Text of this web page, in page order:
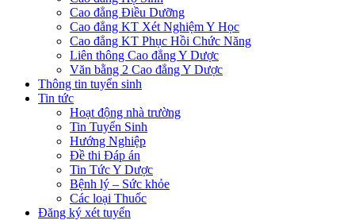
Cao đẳng Điều Dưỡng
Cao đẳng KT Xét Nghiệm Y Học
Cao đẳng KT Phục Hồi Chức Năng
Liên thông Cao đẳng Y Dược
Văn bằng 2 Cao đẳng Y Dược
Thông tin tuyển sinh
Tin tức
Hoạt động nhà trường
Tin Tuyển Sinh
Hướng Nghiệp
Đề thi Đáp án
Tin Tức Y Dược
Bệnh lý – Sức khỏe
Các loại Thuốc
Đăng ký xét tuyển